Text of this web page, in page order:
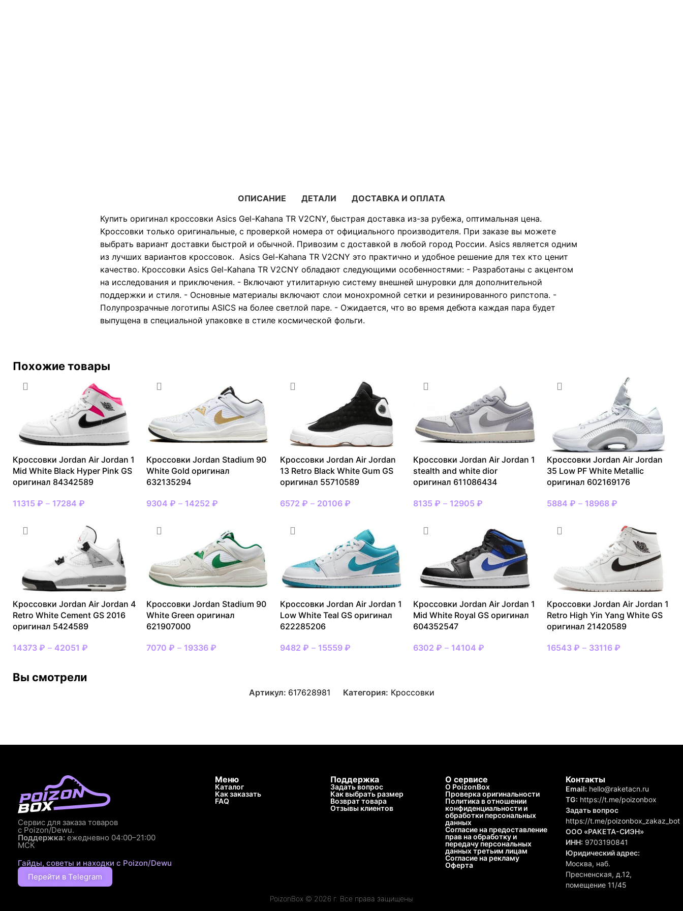
ОПИСАНИЕ ДЕТАЛИ
ДОСТАВКА И ОПЛАТА
Купить оригинал кроссовки Asics Gel-Kahana TR V2CNY, быстрая доставка из-за рубежа, оптимальная цена.
Кроссовки только оригинальные, с проверкой номера от официального производителя. При заказе вы можете
выбрать вариант доставки быстрой и обычной. Привозим с доставкой в любой город России. Asics является одним
из лучших вариантов кроссовок. Asics Gel-Kahana TR V2CNY это практично и удобное решение для тех кто ценит
качество. Кроссовки Asics Gel-Kahana TR V2CNY обладают следующими особенностями: - Разработаны с акцентом
на исследования и приключения. - Включают утилитарную систему внешней шнуровки для дополнительной
поддержки и стиля. - Основные материалы включают слои монохромной сетки и резинированного рипстопа. -
Полупрозрачные логотипы ASICS на более светлой паре. - Ожидается, что во время дебюта каждая пара будет
выпущена в специальной упаковке в стиле космической фольги.
Похожие товары
Кроссовки Jordan Air Jordan 1
Mid White Black Hyper Pink GS
оригинал 84342589
11315 ₽ – 17284 ₽
Кроссовки Jordan Stadium 90
White Gold оригинал
632135294
9304 ₽ – 14252 ₽
Кроссовки Jordan Air Jordan
13 Retro Black White Gum GS
оригинал 55710589
6572 ₽ – 20106 ₽
Кроссовки Jordan Air Jordan 1
stealth and white dior
оригинал 611086434
8135₽ – 12905₽
Кроссовки Jordan Air Jordan
35 Low PF White Metallic
оригинал 602169176
5884₽ – 18968₽
Кроссовки Jordan Air Jordan 4
Retro White Cement GS 2016
оригинал 5424589
14373 ₽ – 42051 ₽
Кроссовки Jordan Stadium 90
White Green оригинал
621907000
7070 ₽ – 19336 ₽
Кроссовки Jordan Air Jordan 1
Low White Teal GS оригинал
622285206
9482 ₽ – 15559 ₽
Кроссовки Jordan Air Jordan 1
Mid White Royal GS оригинал
604352547
6302₽ – 14104₽
Кроссовки Jordan Air Jordan 1
Retro High Yin Yang White GS
оригинал 21420589
16543₽ – 33116₽
Вы смотрели
Артикул: 617628981 Категория: Кроссовки
Сервис для заказа товаров
с Poizon/Dewu.
Поддержка: ежедневно 04:00–21:00
МСК
Гайды, советы и находки с Poizon/Dewu
Перейти в Telegram
Меню
Каталог
Как заказать
FAQ
Поддержка
Задать вопрос
Как выбрать размер
Возврат товара
Отзывы клиентов
О сервисе
О PoizonBox
Проверка оригинальности
Политика в отношении
конфиденциальности и
обработки персональных
данных
Согласие на предоставление
прав на обработку и
передачу персональных
данных третьим лицам
Согласие на рекламу
Оферта
Контакты
Email: hello@raketacn.ru
TG: https://t.me/poizonbox
Задать вопрос
https://t.me/poizonbox_zakaz_bot
ООО «РАКЕТА-СИЭН»
ИНН: 9703190841
Юридический адрес:
Москва, наб.
Пресненская, д.12,
помещение 11/45
PoizonBox © 2026 г. Все права защищены